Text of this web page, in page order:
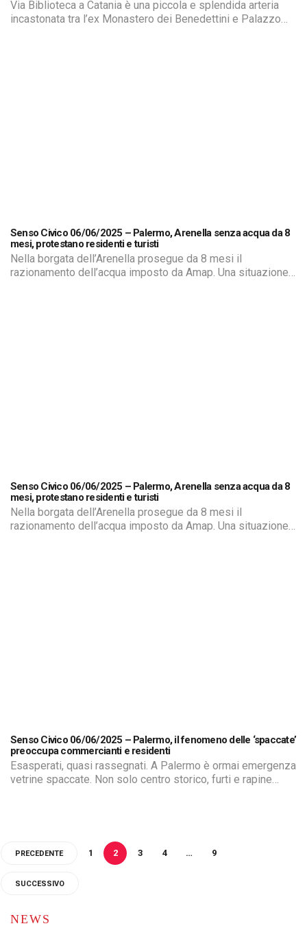
Via Biblioteca a Catania è una piccola e splendida arteria
incastonata tra l’ex Monastero dei Benedettini e Palazzo
Senso Civico 06/06/2025 – Palermo, Arenella senza acqua da 8
mesi, protestano residenti e turisti
Nella borgata dell’Arenella prosegue da 8 mesi il
razionamento dell’acqua imposto da Amap. Una situazione
Senso Civico 06/06/2025 – Palermo, Arenella senza acqua da 8
mesi, protestano residenti e turisti
Nella borgata dell’Arenella prosegue da 8 mesi il
razionamento dell’acqua imposto da Amap. Una situazione
Senso Civico 06/06/2025 – Palermo, il fenomeno delle ‘spaccate’
preoccupa commercianti e residenti
Esasperati, quasi rassegnati. A Palermo è ormai emergenza
vetrine spaccate. Non solo centro storico, furti e rapine
PRECEDENTE 1 2 3 4 … 9
SUCCESSIVO
NEWS